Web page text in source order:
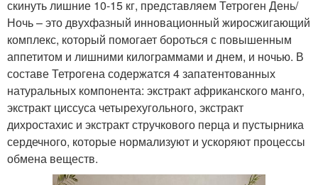
скинуть лишние 10-15 кг, представляем Тетроген День/
Ночь – это двухфазный инновационный жиросжигающий
комплекс, который помогает бороться с повышенным
аппетитом и лишними килограммами и днем, и ночью. В
составе Тетрогена содержатся 4 запатентованных
натуральных компонента: экстракт африканского манго,
экстракт циссуса четырехугольного, экстракт
дихростахис и экстракт стручкового перца и пустырника
сердечного, которые нормализуют и ускоряют процессы
обмена веществ.